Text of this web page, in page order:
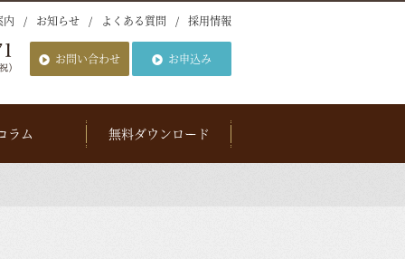
内 お知らせ よくある質問 採用情報
お問い合わせ お申込み
ラム 無料ダウンロード